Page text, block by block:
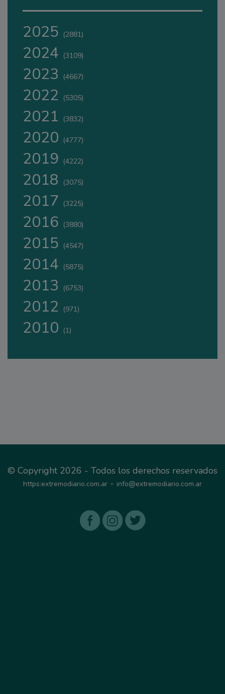
2025 (2881)
2024 (3109)
2023 (4667)
2022 (5305)
2021 (3832)
2020 (4777)
2019 (4222)
2018 (3075)
2017 (3225)
2016 (3880)
2015 (4547)
2014 (5875)
2013 (6753)
2012 (971)
2010 (1)
© Copyright 2026 - Todos los derechos reservados
https:extremodiario.com.ar - info@extremodiario.com.ar